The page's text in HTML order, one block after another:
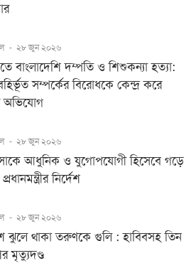
- ২৮ জুন ২০২৬
বাংলাদেশি দম্পতি ও শিশুকন্যা হত্যা:
সম্পর্কের বিরোধকে কেন্দ্র করে
অভিযোগ
- ২৮ জুন ২০২৬
আধুনিক ও যুগোপযোগী হিসেবে গড়ে
নির্দেশ
- ২৮ জুন ২০২৬
ঝুলে থাকা তরুণকে গুলি : হাবিবসহ তিন
মৃত্যুদণ্ড